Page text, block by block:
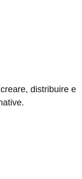
distribuire e